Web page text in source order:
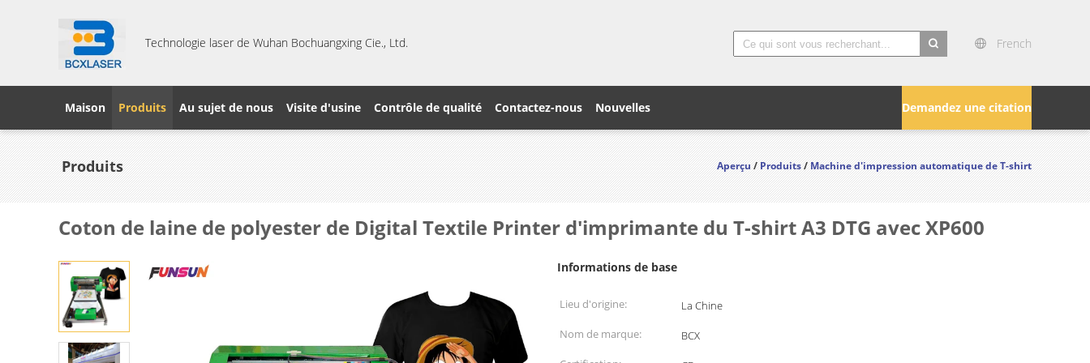
Technologie laser de Wuhan Bochuangxing Cie., Ltd.
French
Demandez une citation
Maison Produits Au sujet de nous Visite d'usine Contrôle de qualité Contactez-nous Nouvelles
Produits Aperçu/Produits/Machine d'impression automatique de T-shirt
Coton de laine de polyester de Digital Textile Printer d'imprimante du T-shirt A3 DTG avec XP600
Informations de base
Lieu d'origine:
La Chine
Nom de marque:
BCX